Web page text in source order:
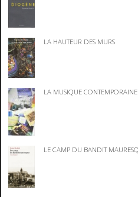
LA HAUTEUR DES MURS
LA MUSIQUE
LE CAMP DU BANDIT